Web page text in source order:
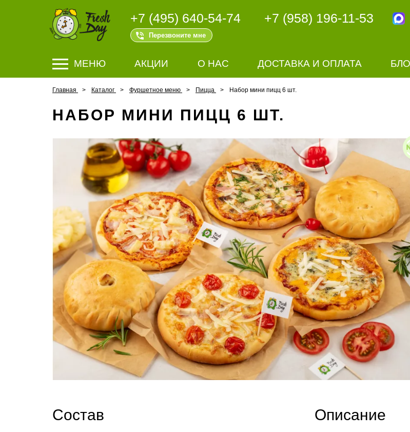
+7 (495) 640-54-74
Перезвоните мне
+7 (958) 196-11-53
МЕНЮ АКЦИИ О НАС ДОСТАВКА И ОПЛАТА
Главная Каталог Фуршетное меню Пицца Набор мини пицц 6 шт.
НАБОР МИНИ ПИЦЦ 6 ШТ.
Состав Описание